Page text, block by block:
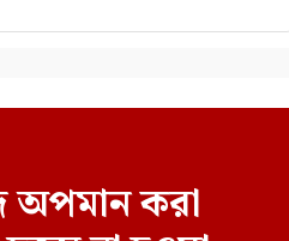
অপমান করা